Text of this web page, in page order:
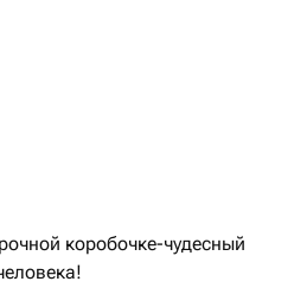
коробочке-чудесный